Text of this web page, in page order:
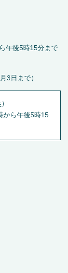
午後5時15分まで
3日まで）
）
から午後5時15